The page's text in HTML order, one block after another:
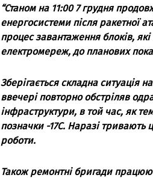
“Станом на 11:00 7 грудня
енергосистеми пiсля ракетної
процес завантаження блокiв,
електромереж, до планових
Зберiгається складна ситуацiя
ввечерi повторно обстрiляв
iнфраструктури, в той час, як
позначки -17С. Наразi
роботи.
Також ремонтнi бригади